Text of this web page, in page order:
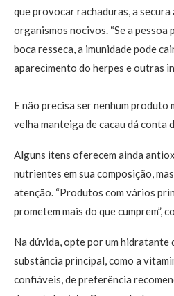
que provocar rachaduras, a
organismos nocivos. “Se a
boca resseca, a imunidade pode
aparecimento do herpes e outras
E não precisa ser nenhum produto
velha manteiga de cacau dá conta
Alguns itens oferecem ainda
nutrientes em sua composição,
atenção. “Produtos com vários
prometem mais do que cumprem”,
Na dúvida, opte por um hidratante
substância principal, como a
confiáveis, de preferência